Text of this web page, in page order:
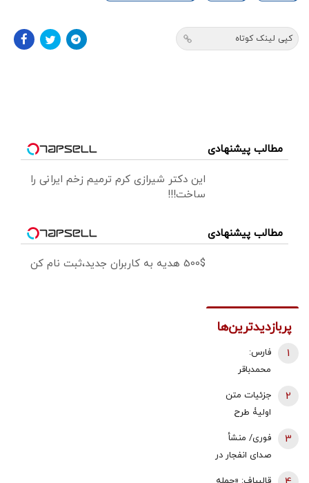
کپی لینک کوتاه
مطالب پیشنهادی
این دکتر شیرازی کرم ترمیم زخم ایرانی را
ساخت!!!
مطالب پیشنهادی
500$ هدیه به کاربران جدید،ثبت نام کن
پربازدیدترین‌ها
فارس:
محمدباقر
داد/ محسن
رضایی دبیر
شورای عالی
امنیت ملی شد
1
جزئیات متن
اولیۀ طرح
مدیریت تنگه
هرمز منتشر
2
فوری/ منشأ
صدای انفجار در
3